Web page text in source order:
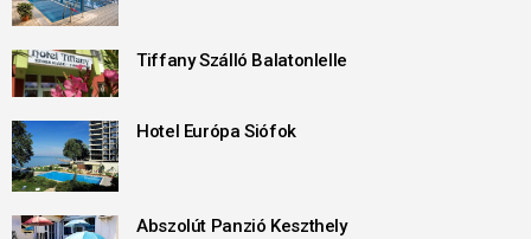
Tiffany Szálló Balatonlelle
Hotel Európa Siófok
Abszolút Panzió Keszthely